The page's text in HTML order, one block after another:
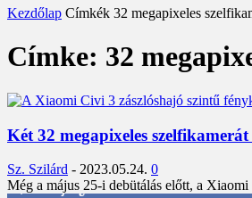
Kezdőlap Címkék 32 megapixeles
Címke: 32
Két 32 megapixeles
Sz. Szilárd - 2023.05.24. 0
Még a május 25-i debütálás előtt, a
3,452 Rajongók